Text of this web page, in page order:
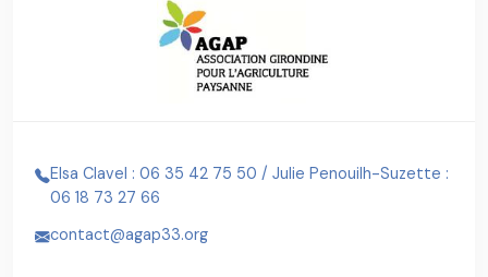
Elsa Clavel : 06 35 42 75 50 / Julie Penouilh-Suzette :
06 18 73 27 66
contact@agap33.org